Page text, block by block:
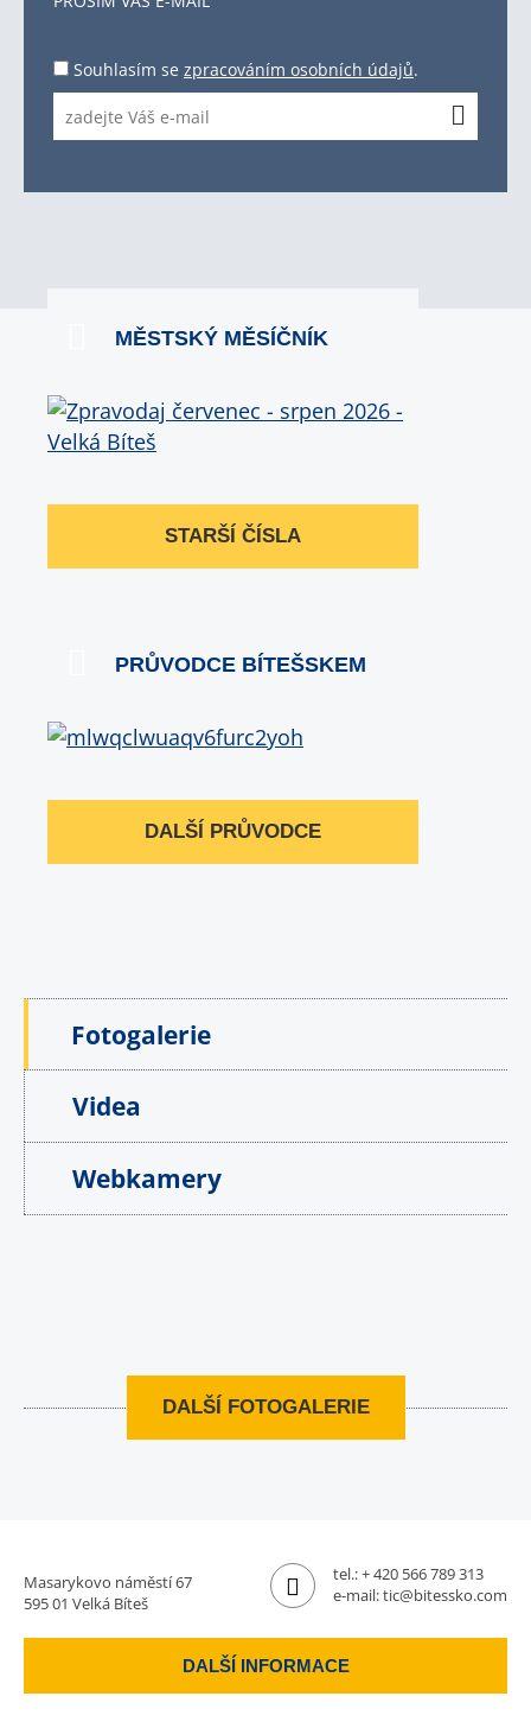
Souhlasím se zpracováním osobních údajů.
MĚSTSKÝ MĚSÍČNÍK
STARŠÍ ČÍSLA
PRŮVODCE BÍTEŠSKEM
DALŠÍ PRŮVODCE
Fotogalerie
Videa
Webkamery
DALŠÍ FOTOGALERIE
Masarykovo náměstí 67
595 01 Velká Bíteš
tel.:+ 420 566 789 313
e-mail:tic@bitessko.com
DALŠÍ INFORMACE